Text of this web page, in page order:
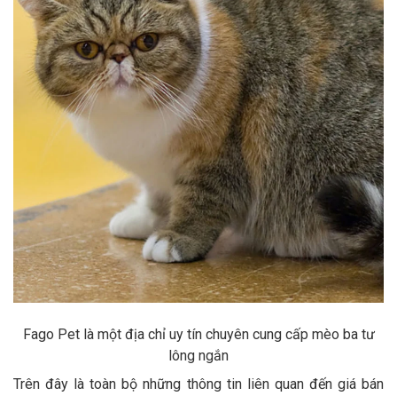
Fago Pet là một địa chỉ uy tín chuyên cung cấp mèo ba tư
lông ngắn
Trên đây là toàn bộ những thông tin liên quan đến giá bán